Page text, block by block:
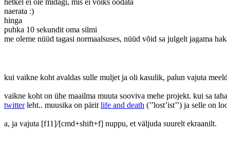
naerata :)
hinga
puhka 10 sekundit oma silmi
me oleme nüüd tagasi normaalsuses, nüüd võid sa julgelt jagama
kui vaikne koht avaldas sulle muljet ja oli kasulik, palun vajuta
vaikne koht on ühe maailma muuta sooviva mehe projekt. kui sa
twitterleht.. muusika on pärit life and death (’’lost’ist’’) ja selle on
a, ja vajuta [f11]/[cmd+shift+f] nuppu, et väljuda suurelt ekraanilt.